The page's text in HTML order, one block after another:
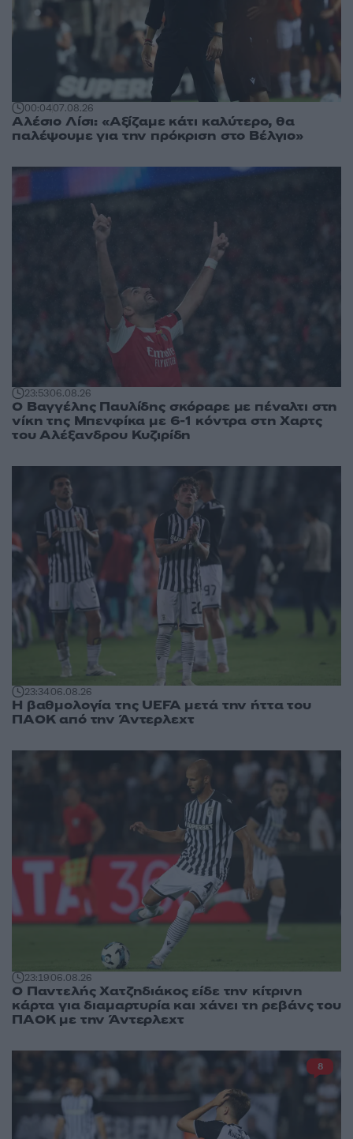
00:0407.08.26
Αλέσιο Λίσι: «Αξίζαμε κάτι καλύτερο, θα
παλέψουμε για την πρόκριση στο Βέλγιο»
23:5306.08.26
Ο Βαγγέλης Παυλίδης σκόραρε με πέναλτι στη
νίκη της Μπενφίκα με 6-1 κόντρα στη Χαρτς
του Αλέξανδρου Κυζιρίδη
23:3406.08.26
Η βαθμολογία της UEFA μετά την ήττα του
ΠΑΟΚ από την Άντερλεχτ
23:1906.08.26
Ο Παντελής Χατζηδιάκος είδε την κίτρινη
κάρτα για διαμαρτυρία και χάνει τη ρεβάνς του
ΠΑΟΚ με την Άντερλεχτ
8